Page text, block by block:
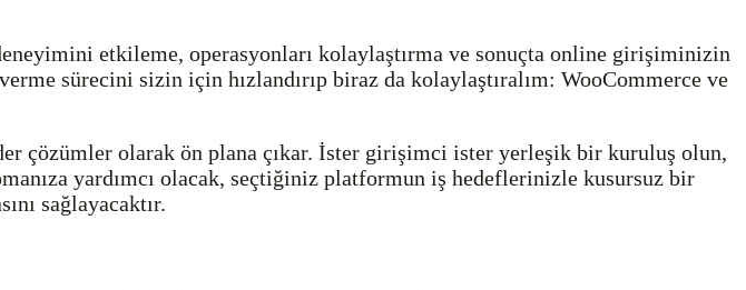
etkileme, operasyonları kolaylaştırma ve sonuçta online girişiminizin
sürecini sizin için hızlandırıp biraz da kolaylaştıralım: WooCommerce ve
çözümler olarak ön plana çıkar. İster girişimci ister yerleşik bir kuruluş olun,
yardımcı olacak, seçtiğiniz platformun iş hedeflerinizle kusursuz bir
sağlayacaktır.